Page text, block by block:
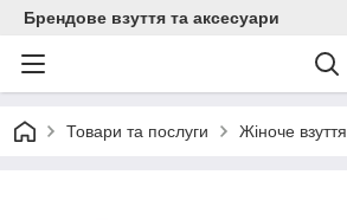
Брендове взуття та аксесуари
Товари та послуги Жіноче взуття